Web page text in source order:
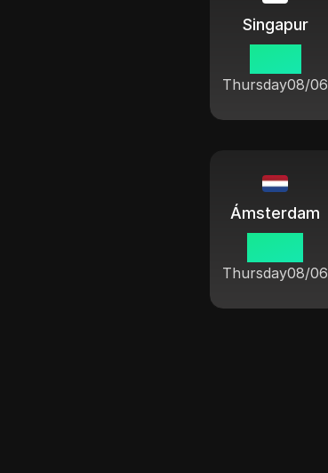
Singapur
Thursday08/06
Ámsterdam
Thursday08/06